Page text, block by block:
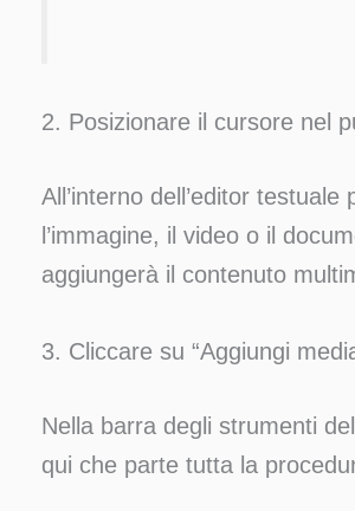
2. Posizionare il cursore nel
All’interno dell’editor
l’immagine, il video o il
aggiungerà il contenuto
3. Cliccare su “Aggiungi
Nella barra degli strumenti
qui che parte tutta la